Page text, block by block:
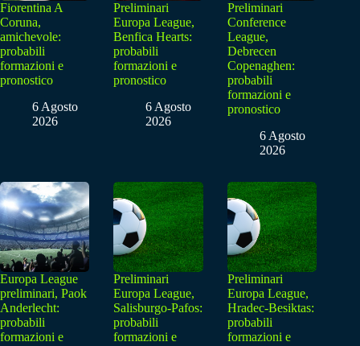
Fiorentina A
Coruna,
amichevole:
probabili
formazioni e
pronostico
6 Agosto
2026
Preliminari
Europa League,
Benfica Hearts:
probabili
formazioni e
pronostico
6 Agosto
2026
Preliminari
Conference
League,
Debrecen
Copenaghen:
probabili
formazioni e
pronostico
6 Agosto
2026
Europa League
preliminari, Paok
Anderlecht:
probabili
formazioni e
Preliminari
Europa League,
Salisburgo-Pafos:
probabili
formazioni e
Preliminari
Europa League,
Hradec-Besiktas:
probabili
formazioni e